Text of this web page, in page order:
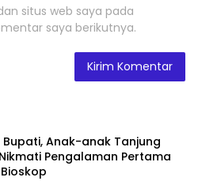
situs web saya pada
saya berikutnya.
Bupati, Anak-anak Tanjung
Pengalaman Pertama